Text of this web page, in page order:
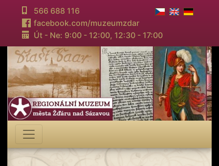
566 688 116
facebook.com/muzeumzdar
Út - Ne: 9:00 - 12:00, 12:30 - 17:00